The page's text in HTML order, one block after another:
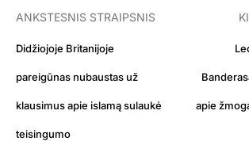
ANKSTESNIS STRAIPSNIS
Didžiojoje Britanijoje
pareigūnas nubaustas už
klausimus apie islamą sulaukė
teisingumo
apie